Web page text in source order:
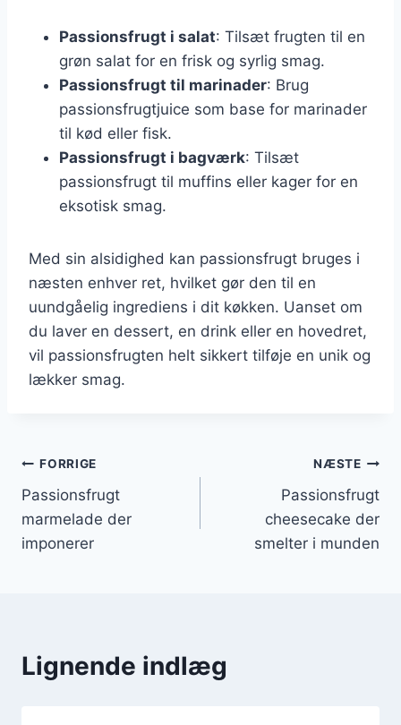
Passionsfrugt i salat: Tilsæt frugten til en
grøn salat for en frisk og syrlig smag.
Passionsfrugt til marinader: Brug
passionsfrugtjuice som base for marinader
til kød eller fisk.
Passionsfrugt i bagværk: Tilsæt
passionsfrugt til muffins eller kager for en
eksotisk smag.
Med sin alsidighed kan passionsfrugt bruges i
næsten enhver ret, hvilket gør den til en
uundgåelig ingrediens i dit køkken. Uanset om
du laver en dessert, en drink eller en hovedret,
vil passionsfrugten helt sikkert tilføje en unik og
lækker smag.
Indlægsnavigation
FORRIGE
Passionsfrugt
marmelade der
imponerer
NÆSTE
Passionsfrugt
cheesecake der
smelter i munden
Lignende indlæg